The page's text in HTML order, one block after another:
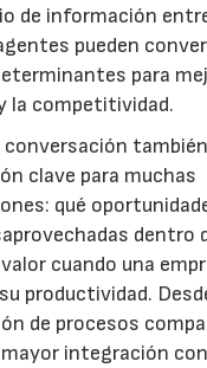
de información
pueden
para
la competitividad.
conversación
clave para muchas
qué
dentro
cuando una
productividad.
de procesos
integración con